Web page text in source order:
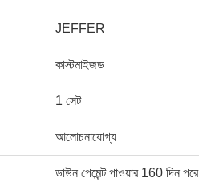
JEFFER
কাস্টমাইজড
1 সেট
আলোচনাযোগ্য
ডাউন পেমেন্ট পাওয়ার 160 দিন পরে